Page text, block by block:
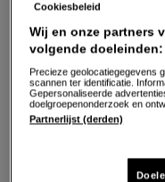
Cookiesbeleid
Wij en onze partners
volgende doeleinden:
Precieze geolocatiegegevens
scannen ter identificatie.
Gepersonaliseerde
doelgroepenonderzoek en
Partnerlijst (derden)